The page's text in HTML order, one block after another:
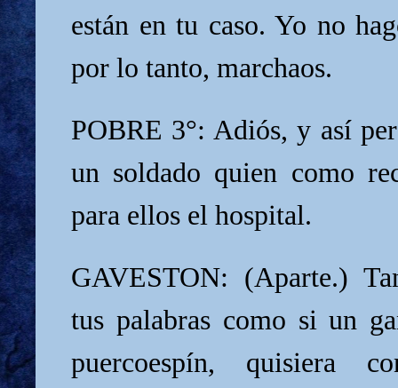
están en tu caso. Yo no
por lo tanto, marchaos.
POBRE 3°: Adiós, y así
un soldado quien como
para ellos el hospital.
GAVESTON: (Aparte.)
tus palabras como si un
puercoespín, quisiera